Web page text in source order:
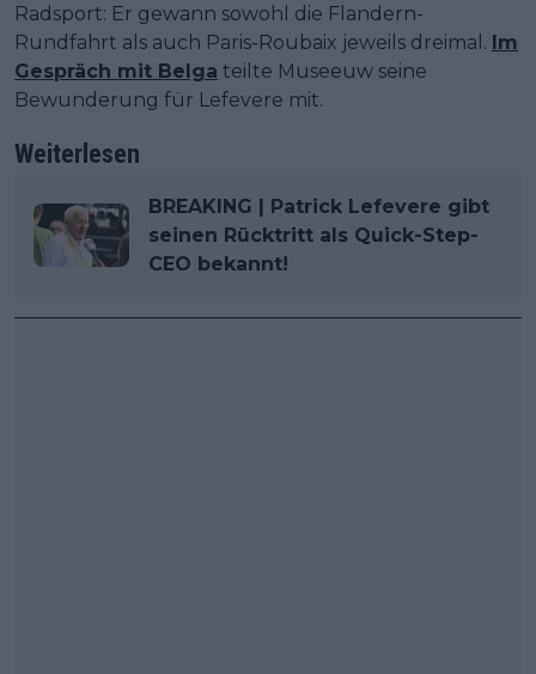
Radsport: Er gewann sowohl die Flandern-
Rundfahrt als auch Paris-Roubaix jeweils dreimal. Im
Gespräch mit Belga teilte Museeuw seine
Bewunderung für Lefevere mit.
Weiterlesen
BREAKING | Patrick Lefevere gibt
seinen Rücktritt als Quick-Step-
CEO bekannt!